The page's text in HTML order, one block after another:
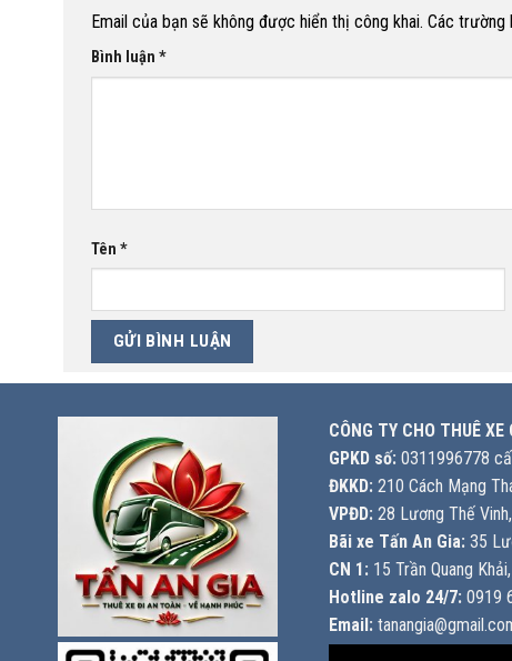
Email của bạn sẽ không được hiển thị công khai. Các trường
Bình luận *
Tên *
CÔNG TY CHO THUÊ
GPKD số: 0311996778
ĐKKD: 210 Cách Mạng
VPĐD: 28 Lương Thế
Bãi xe Tấn An Gia: 35
CN 1: 15 Trần Quang
Hotline zalo 24/7: 0919
Email: